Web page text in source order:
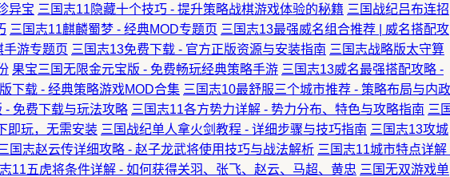
异宝 三国志11隐藏十个技巧 - 提升策略战棋游戏体验的秘籍 三国战纪吕布连招
三国志11麒麟蜀梦 - 经典MOD专题页 三国志13最强威名组合推荐 | 威名搭配攻
手游专题页 三国志13免费下载 - 官方正版资源与安装指南 三国志战略版太守算
果宝三国无限金元宝版 - 免费畅玩经典策略手游 三国志13威名最强搭配攻略 -
下载 - 经典策略游戏MOD合集 三国志10最舒服三个城市推荐 - 策略布局与内政
- 免费下载与玩法攻略 三国志11各方势力详解 - 势力分布、特色与攻略指南 三国
即玩，无需安装 三国战纪单人拿火剑教程 - 详细步骤与技巧指南 三国志13攻城
国志赵云传详细攻略 - 赵子龙武将使用技巧与战法解析 三国志11城市特点详解
11五虎将条件详解 - 如何获得关羽、张飞、赵云、马超、黄忠 三国无双游戏单